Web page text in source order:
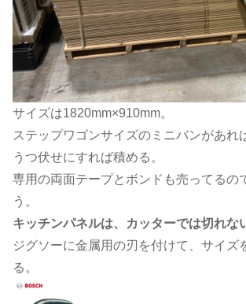
サイズは1820mm×910mm。
ステップワゴンサイズのミニバンがあれ
うつ伏せにすれば積める。
専用の両面テープとボンドも売ってるの
う。
キッチンパネルは、カッターでは切れな
ジグソーに金属用の刃を付けて、サイズ
る。